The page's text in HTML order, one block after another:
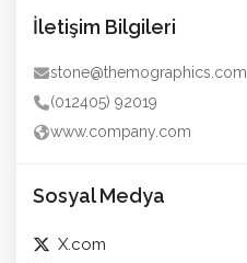
İletişim Bilgileri
stone@themographics.com
(012405) 92019
www.company.com
Sosyal Medya
X.com